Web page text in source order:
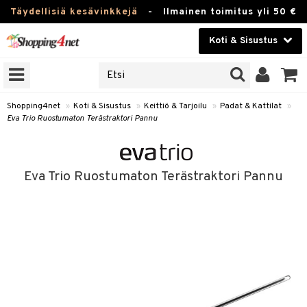
Täydellisiä kesävinkkejä - Ilmainen toimitus yli 50 €
Koti & Sisustus
Kauneudenhoito
Piilolinssit
Fitness
Shopping4net » Koti & Sisustus » Keittiö & Tarjoilu » Padat & Kattilat »
Eva Trio Ruostumaton Terästraktori Pannu
Eva Trio Ruostumaton Terästraktori Pannu
Karahvit